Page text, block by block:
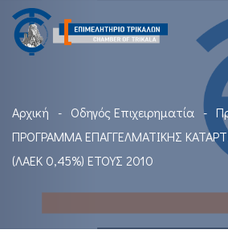
Αρχική Οδηγός Επιχειρηματία
ΠΡΟΓΡΑΜΜΑ ΕΠΑΓΓΕΛΜΑΤΙΚΗΣ
(ΛΑΕΚ 0,45%) ΕΤΟΥΣ 2010